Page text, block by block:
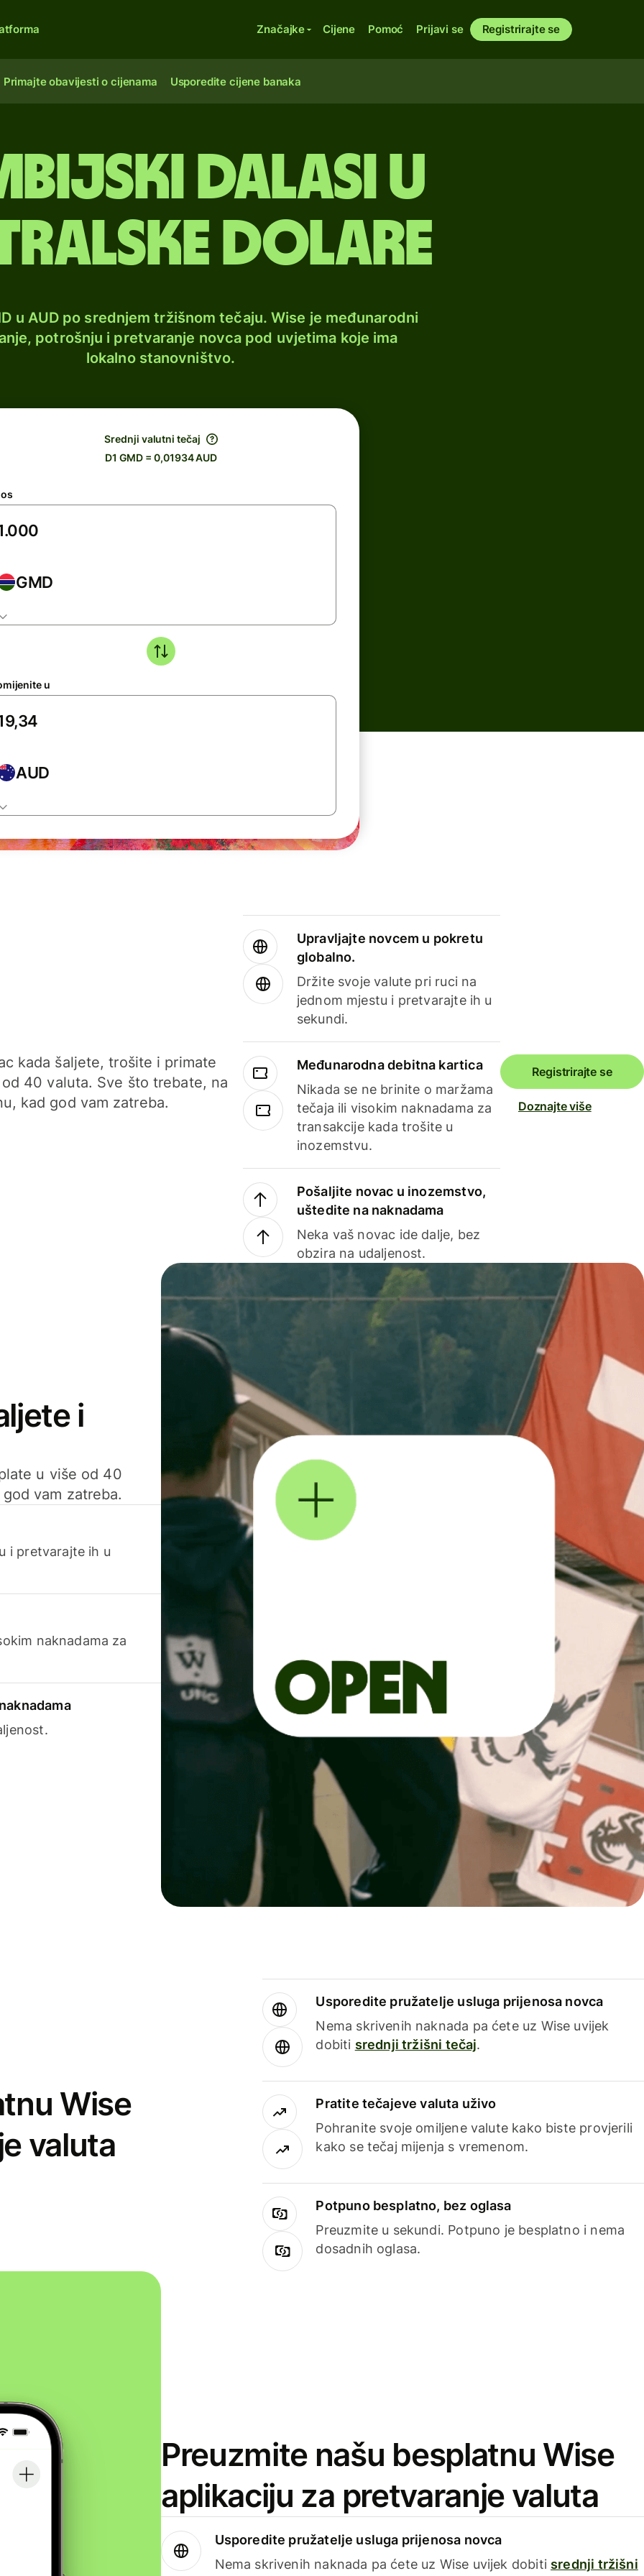
Značajke Cijene Pomoć Prijavi se Registrirajte se
Primajte obavijesti o cijenama Usporedite cijene banaka
dalasi u
dolare
u AUD po srednjem tržišnom tečaju. Wise je međunarodni
potrošnju i pretvaranje novca pod uvjetima koje ima
lokalno stanovništvo.
Srednji valutni tečaj
D1 GMD = 0,01934 AUD
GMD
u
AUD
kada šaljete, trošite i primate
40 valuta. Sve što trebate, na
kad god vam zatreba.
Upravljajte novcem u pokretu
globalno.
Držite svoje valute pri ruci na
jednom mjestu i pretvarajte ih u
sekundi.
Međunarodna debitna kartica
Nikada se ne brinite o maržama
tečaja ili visokim naknadama za
transakcije kada trošite u
inozemstvu.
Pošaljite novac u inozemstvo,
uštedite na naknadama
Neka vaš novac ide dalje, bez
obzira na udaljenost.
Registrirajte se
Doznajte više
i
u više od 40
vam zatreba.
i pretvarajte ih u
naknadama za
Wise
valuta
Usporedite pružatelje usluga prijenosa novca
Nema skrivenih naknada pa ćete uz Wise uvijek
dobiti srednji tržišni tečaj.
Pratite tečajeve valuta uživo
Pohranite svoje omiljene valute kako biste provjerili
kako se tečaj mijenja s vremenom.
Potpuno besplatno, bez oglasa
Preuzmite u sekundi. Potpuno je besplatno i nema
dosadnih oglasa.
Preuzmite našu besplatnu Wise
aplikaciju za pretvaranje valuta
Usporedite pružatelje usluga prijenosa novca
Nema skrivenih naknada pa ćete uz Wise uvijek dobiti srednji tržišni